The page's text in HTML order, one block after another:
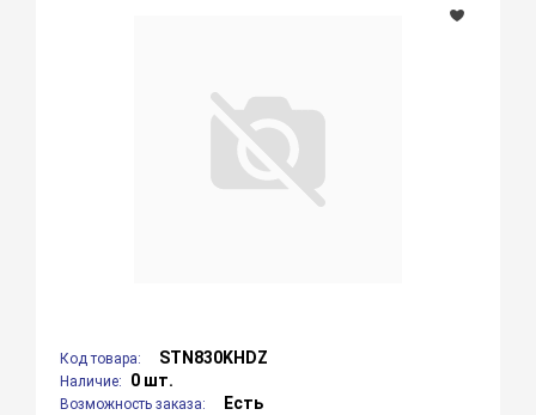
Код товара: STN830KHDZ
Наличие: 0 шт.
Возможность заказа: Есть